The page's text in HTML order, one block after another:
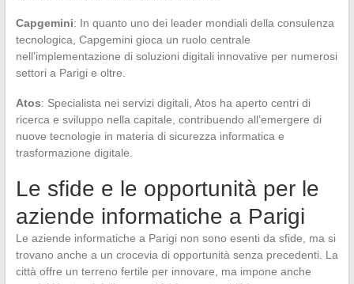
Capgemini: In quanto uno dei leader mondiali della consulenza
tecnologica, Capgemini gioca un ruolo centrale
nell’implementazione di soluzioni digitali innovative per numerosi
settori a Parigi e oltre.
Atos: Specialista nei servizi digitali, Atos ha aperto centri di
ricerca e sviluppo nella capitale, contribuendo all’emergere di
nuove tecnologie in materia di sicurezza informatica e
trasformazione digitale.
Le sfide e le opportunità per le
aziende informatiche a Parigi
Le aziende informatiche a Parigi non sono esenti da sfide, ma si
trovano anche a un crocevia di opportunità senza precedenti. La
città offre un terreno fertile per innovare, ma impone anche